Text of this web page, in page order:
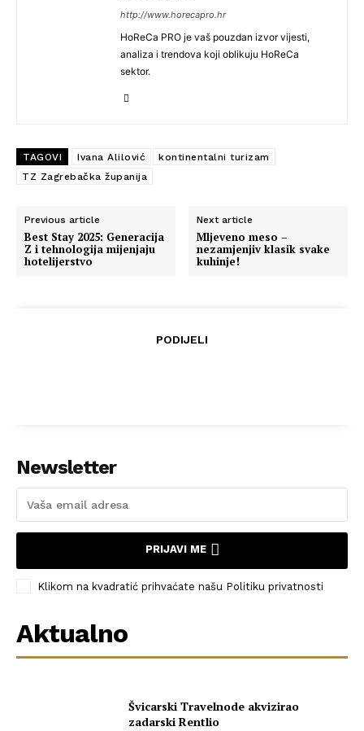
http://www.horecapro.hr
HoReCa PRO je vaš pouzdan izvor vijesti,
analiza i trendova koji oblikuju HoReCa
sektor.
TAGOVI Ivana Alilović
kontinentalni turizam
TZ Zagrebačka županija
Previous article
Best Stay 2025: Generacija
Z i tehnologija mijenjaju
hotelijerstvo
Next article
Mljeveno meso –
nezamjenjiv klasik svake
kuhinje!
PODIJELI
Newsletter
PRIJAVI ME
Klikom na kvadratić prihvaćate našu Politiku privatnosti
Aktualno
Švicarski Travelnode akvizirao
zadarski Rentlio